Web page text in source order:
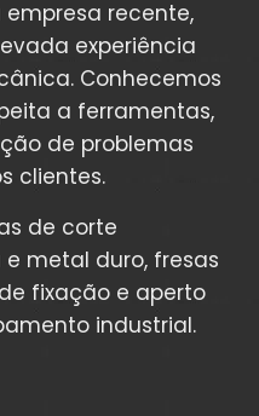
empresa recente,
experiência
Conhecemos
a ferramentas,
de problemas
clientes.
de corte
metal duro, fresas
fixação e aperto
industrial.